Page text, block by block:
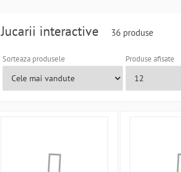
Jucarii interactive 36 produse
Sorteaza produsele Produse afisate